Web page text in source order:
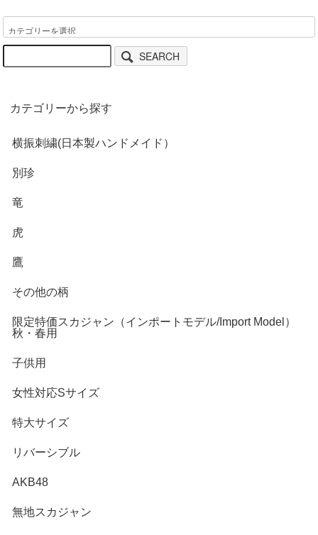
SEARCH
カテゴリーから探す
横振刺繍(日本製ハンドメイド）
別珍
竜
虎
鷹
その他の柄
限定特価スカジャン（インポートモデル/Import Model）
秋・春用
子供用
女性対応Sサイズ
特大サイズ
リバーシブル
AKB48
無地スカジャン